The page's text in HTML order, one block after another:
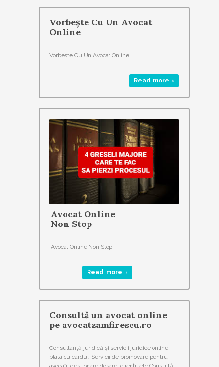
Vorbește Cu Un Avocat
Online
Vorbește Cu Un Avocat Online
Read more ›
Avocat Online
Non Stop
Avocat Online Non Stop
Read more ›
Consultă un avocat online
pe avocatzamfirescu.ro
Consultanță juridică și servicii juridice online,
plata cu cardul. Servicii de promovare pentru
avocați, gestionare dosare, clienți, etc.Consultă